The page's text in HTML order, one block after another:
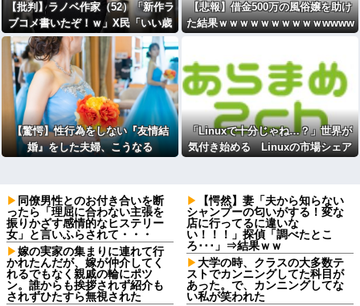
【批判】ラノベ作家（52）「新作ラ
ブコメ書いたぞ！ｗ」X民「いい歳
こいてラブコメ（笑）恥ずかしくな
いの？」←やめたれｗと話題に
【悲報】借金500万の風俗嬢を助け
た結果ｗｗｗｗｗｗｗｗｗｗwwww
【驚愕】性行為をしない『友情結
婚』をした夫婦、こうなる
「Linuxで十分じゃね…？」世界が
気付き始める Linuxの市場シェア
同僚男性とのお付き合いを断
ったら「理屈に合わない主張を
振りかざす感情的なヒステリー
女」と言いふらされて・・・
嫁の実家の集まりに連れて行
かれたんだが、嫁が仲介してく
れるでもなく親戚の輪にポツ
ン。誰からも挨拶されず紹介も
されずひたすら無視された
【愕然】妻「夫から知らない
シャンプーの匂いがする！変な
店に行ってるに違いな
い！！！」探偵「調べたとこ
ろ･･･」⇒結果ｗｗ
大学の時、クラスの大多数テ
ストでカンニングしてた科目が
あった。で、カンニングしてな
い私が笑われた